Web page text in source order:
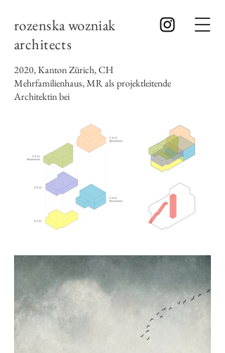
rozenska wozniak
architects
2020, Kanton Zürich, CH
Mehrfamilienhaus, MR als projektleitende
Architektin bei